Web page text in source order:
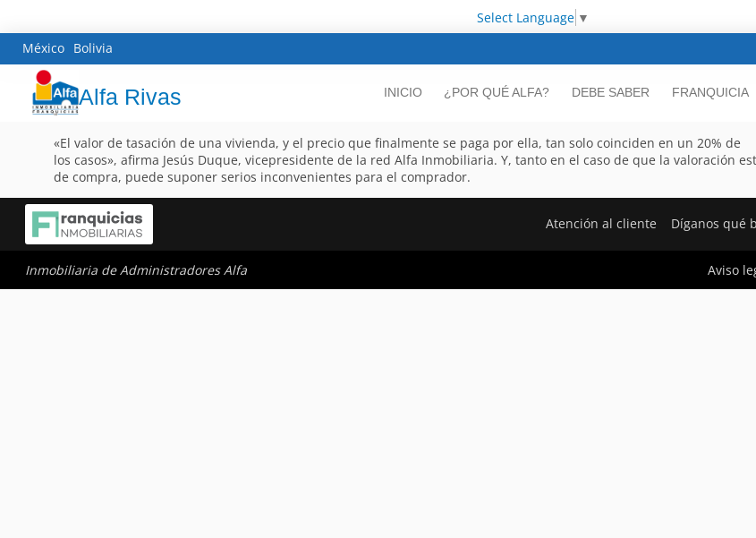
Select Language ▼
México Bolivia
Alfa Rivas INICIO ¿POR QUÉ ALFA? DEBE SABER FRANQUICIA
«El valor de tasación de una vivienda, y el precio que finalmente se paga por ella, tan solo coinciden en un 20% de
los casos», afirma Jesús Duque, vicepresidente de la red Alfa Inmobiliaria. Y, tanto en el caso de que la valoración
de compra, puede suponer serios inconvenientes para el comprador.
Atención al cliente Díganos qué
Inmobiliaria de Administradores Alfa Aviso